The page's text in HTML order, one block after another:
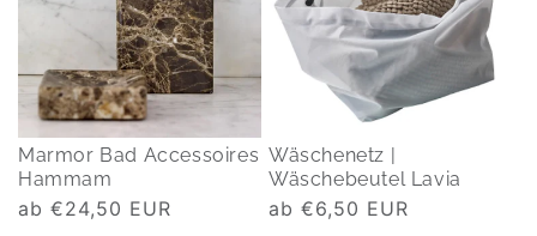
Marmor Bad Accessoires
Hammam
Normaler
ab €24,50 EUR
Wäschenetz |
Wäschebeutel Lavia
Normaler
ab €6,50 EUR